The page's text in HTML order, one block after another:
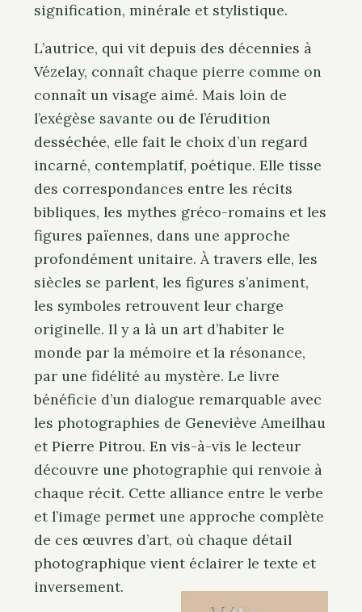
signification, minérale et stylistique.
L’autrice, qui vit depuis des décennies à
Vézelay, connaît chaque pierre comme on
connaît un visage aimé. Mais loin de
l’exégèse savante ou de l’érudition
desséchée, elle fait le choix d’un regard
incarné, contemplatif, poétique. Elle tisse
des correspondances entre les récits
bibliques, les mythes gréco-romains et les
figures païennes, dans une approche
profondément unitaire. À travers elle, les
siècles se parlent, les figures s’animent,
les symboles retrouvent leur charge
originelle. Il y a là un art d’habiter le
monde par la mémoire et la résonance,
par une fidélité au mystère. Le livre
bénéficie d’un dialogue remarquable avec
les photographies de Geneviève Ameilhau
et Pierre Pitrou. En vis-à-vis le lecteur
découvre une photographie qui renvoie à
chaque récit. Cette alliance entre le verbe
et l’image permet une approche complète
de ces œuvres d’art, où chaque détail
photographique vient éclairer le texte et
inversement.